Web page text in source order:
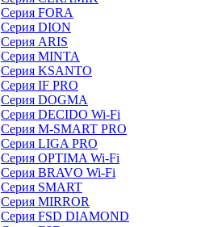
Серия FORA
Серия DION
Серия ARIS
Серия MINTA
Серия KSANTO
Серия IF PRO
Серия DOGMA
Серия DECIDO Wi-Fi
Серия M-SMART PRO
Серия LIGA PRO
Серия OPTIMA Wi-Fi
Серия BRAVO Wi-Fi
Серия SMART
Серия MIRROR
Серия FSD DIAMOND